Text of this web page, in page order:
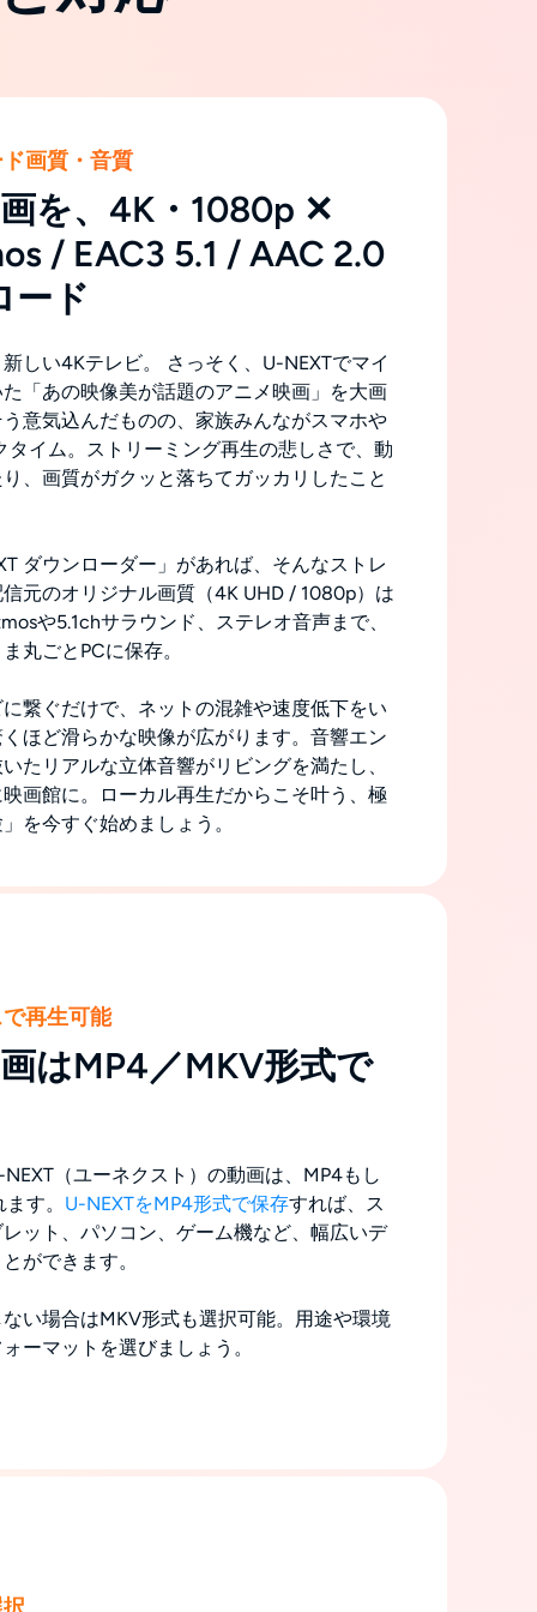
画質・音質
を、4K・1080p ✕
/ EAC3 5.1 / AAC 2.0
ード
しい4Kテレビ。 さっそく、U-NEXTでマイ
「あの映像美が話題のアニメ映画」を大画
意気込んだものの、家族みんながスマホや
タイム。ストリーミング再生の悲しさで、動
、画質がガクッと落ちてガッカリしたこと
ダウンローダー」があれば、そんなストレ
元のオリジナル画質（4K UHD / 1080p）は
や5.1chサラウンド、ステレオ音声まで、
丸ごとPCに保存。
繋ぐだけで、ネットの混雑や速度低下をい
ほど滑らかな映像が広がります。音響エン
たリアルな立体音響がリビングを満たし、
画館に。ローカル再生だからこそ叶う、極
を今すぐ始めましょう。
再生可能
はMP4／MKV形式で
（ユーネクスト）の動画は、MP4もし
す。 U-NEXTをMP4形式で保存すれば、ス
ット、パソコン、ゲーム機など、幅広いデ
ができます。
い場合はMKV形式も選択可能。用途や環境
ーマットを選びましょう。